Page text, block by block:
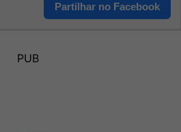
Partilhar no Facebook
PUB